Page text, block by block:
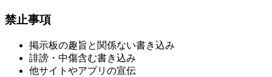
禁止事項
掲示板の趣旨と関係ない書き込み
誹謗・中傷含む書き込み
他サイトやアプリの宣伝